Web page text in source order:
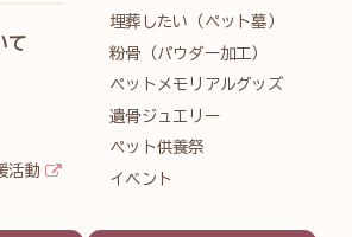
て
活動
埋葬したい（ペット墓）
粉骨（パウダー加工）
ペットメモリアルグッズ
遺骨ジュエリー
ペット供養祭
イベント